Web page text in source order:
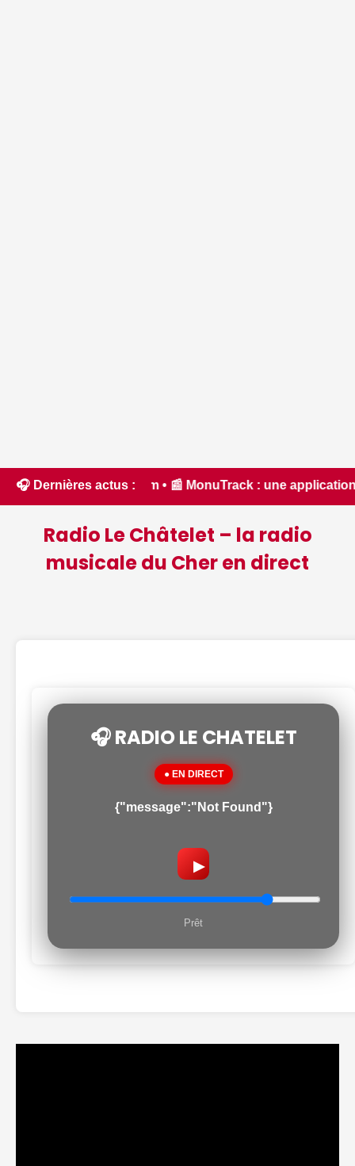
🎧 Dernières actus :
• 📰 MonuTrack : une application inventée
Radio Le Châtelet – la radio
musicale du Cher en direct
🎧 RADIO LE CHATELET
● EN DIRECT
{"message":"Not Found"}
▶
Prêt